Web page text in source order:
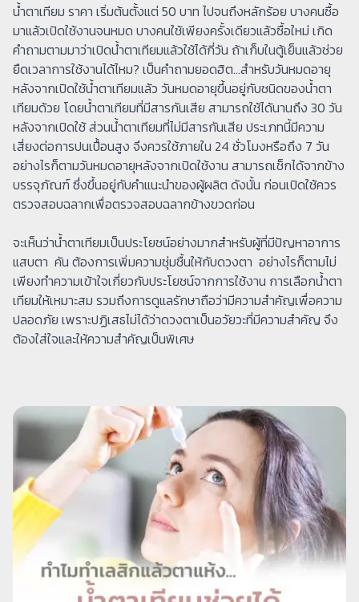
น้ำตาเทียม ราคา เริ่มต้นตั้งแต่ 50 บาท ไปจนถึงหลักร้อย บางคนซื้อ
มาแล้วเปิดใช้งานจนหมด บางคนใช้เพียงครั้งเดียวแล้วซื้อใหม่ เกิด
คำถามตามมาว่าเปิดน้ำตาเทียมแล้วใช้ได้กี่วัน ถ้าเก็บในตู้เย็นแล้วช่วย
ยืดเวลาการใช้งานได้ไหม? เป็นคำถามยอดฮิต…สำหรับวันหมดอายุ
หลังจากเปิดใช้น้ำตาเทียมแล้ว วันหมดอายุขึ้นอยู่กับชนิดของน้ำตา
เทียมด้วย โดยน้ำตาเทียมที่มีสารกันเสีย สามารถใช้ได้นานถึง 30 วัน
หลังจากเปิดใช้ ส่วนน้ำตาเทียมที่ไม่มีสารกันเสีย ประเภทนี้มีความ
เสี่ยงต่อการปนเปื้อนสูง จึงควรใช้ภายใน 24 ชั่วโมงหรือถึง 7 วัน
อย่างไรก็ตามวันหมดอายุหลังจากเปิดใช้งาน สามารถเช็กได้จากข้าง
บรรจุภัณฑ์ ซึ่งขึ้นอยู่กับคำแนะนำของผู้ผลิต ดังนั้น ก่อนเปิดใช้ควร
ตรวจสอบฉลากเพื่อตรวจสอบฉลากข้างขวดก่อน
จะเห็นว่าน้ำตาเทียมเป็นประโยชน์อย่างมากสำหรับผู้ที่มีปัญหาอาการ
แสบตา คัน ต้องการเพิ่มความชุ่มชื้นให้กับดวงตา อย่างไรก็ตามไม่
เพียงทำความเข้าใจเกี่ยวกับประโยชน์จากการใช้งาน การเลือกน้ำตา
เทียมให้เหมาะสม รวมถึงการดูแลรักษาถือว่ามีความสำคัญเพื่อความ
ปลอดภัย เพราะปฏิเสธไม่ได้ว่าดวงตาเป็นอวัยวะที่มีความสำคัญ จึง
ต้องใส่ใจและให้ความสำคัญเป็นพิเศษ